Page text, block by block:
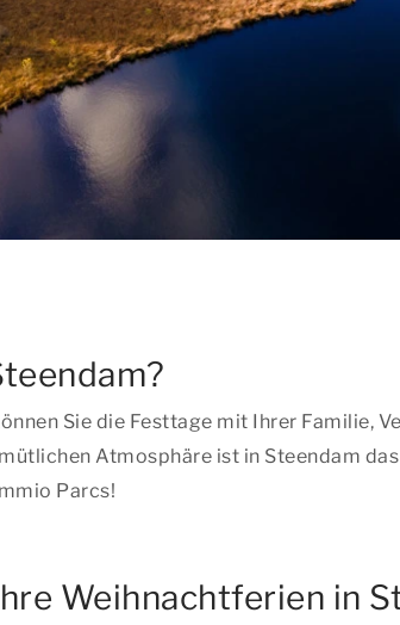
Sie die Festtage mit Ihrer Familie,
Atmosphäre ist in Steendam
Parcs!
Weihnachtferien in